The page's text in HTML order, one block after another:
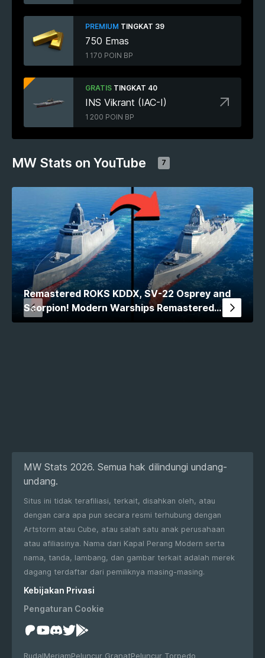
PREMIUM TINGKAT 39
750 Emas
1 170 POIN BP
GRATIS TINGKAT 40
INS Vikrant (IAC-I)
1 200 POIN BP
MW Stats on YouTube 7
Remastered ROKS KDDX, SV-22 Osprey and
Scorpion! Modern Warships Remastered
Comparison
MW Stats 2026. Semua hak dilindungi undang-
undang.
Situs ini tidak terafiliasi, terkait, disahkan oleh, atau
dengan cara apa pun secara resmi terhubung dengan
Artstorm atau Cube, atau salah satu anak perusahaan
atau afiliasinya. Nama dari Kapal Perang Modern serta
nama, tanda, lambang, dan gambar terkait adalah merek
dagang terdaftar dari pemiliknya masing-masing.
Kebijakan Privasi
Pengaturan Cookie
RudalMeriamPeluncur GranatPeluncur Torpedo